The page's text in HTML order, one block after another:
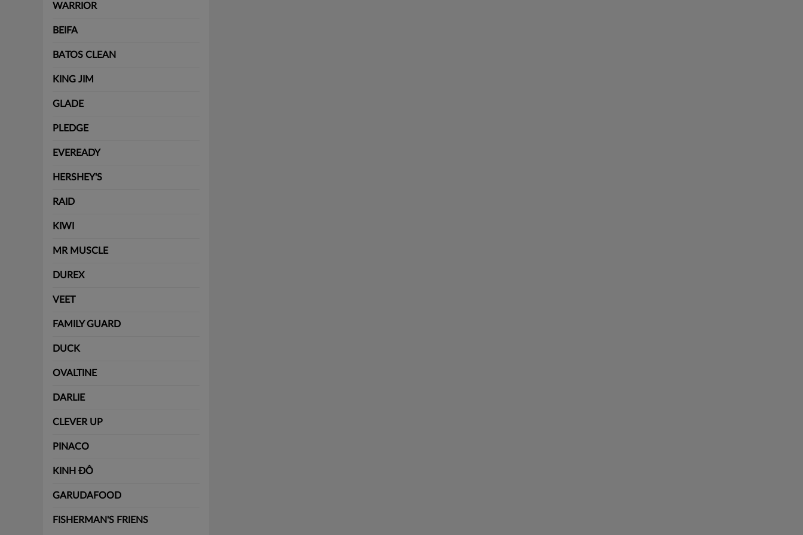
WARRIOR
BEIFA
BATOS CLEAN
KING JIM
GLADE
PLEDGE
EVEREADY
HERSHEY'S
RAID
KIWI
MR MUSCLE
DUREX
VEET
FAMILY GUARD
DUCK
OVALTINE
DARLIE
CLEVER UP
PINACO
KINH ĐÔ
GARUDAFOOD
FISHERMAN'S FRIENS